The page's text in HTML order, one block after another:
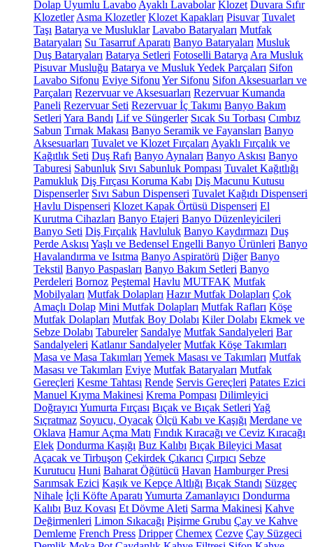
Dolap Uyumlu Lavabo Ayaklı Lavabolar Klozet Duvara Sıfır
Klozetler Asma Klozetler Klozet Kapakları Pisuvar Tuvalet
Taşı Batarya ve Musluklar Lavabo Bataryaları Mutfak
Bataryaları Su Tasarruf Aparatı Banyo Bataryaları Musluk
Duş Bataryaları Batarya Setleri Fotoselli Batarya Ara Musluk
Pisuvar Musluğu Batarya ve Musluk Yedek Parçaları Sifon
Lavabo Sifonu Eviye Sifonu Yer Sifonu Sifon Aksesuarları ve
Parçaları Rezervuar ve Aksesuarları Rezervuar Kumanda
Paneli Rezervuar Seti Rezervuar İç Takımı Banyo Bakım
Setleri Yara Bandı Lif ve Süngerler Sıcak Su Torbası Cımbız
Sabun Tırnak Makası Banyo Seramik ve Fayansları Banyo
Aksesuarları Tuvalet ve Klozet Fırçaları Ayaklı Fırçalık ve
Kağıtlık Seti Duş Rafı Banyo Aynaları Banyo Askısı Banyo
Taburesi Sabunluk Sıvı Sabunluk Pompası Tuvalet Kağıtlığı
Pamukluk Diş Fırçası Koruma Kabı Diş Macunu Kutusu
Dispenserler Sıvı Sabun Dispenseri Tuvalet Kağıdı Dispenseri
Havlu Dispenseri Klozet Kapak Örtüsü Dispenseri El
Kurutma Cihazları Banyo Etajeri Banyo Düzenleyicileri
Banyo Seti Diş Fırçalık Havluluk Banyo Kaydırmazı Duş
Perde Askısı Yaşlı ve Bedensel Engelli Banyo Ürünleri Banyo
Havalandırma ve Isıtma Banyo Aspiratörü Diğer Banyo
Tekstil Banyo Paspasları Banyo Bakım Setleri Banyo
Perdeleri Bornoz Peştemal Havlu MUTFAK Mutfak
Mobilyaları Mutfak Dolapları Hazır Mutfak Dolapları Çok
Amaçlı Dolap Mini Mutfak Dolapları Mutfak Rafları Köşe
Mutfak Dolapları Mutfak Boy Dolabı Kiler Dolabı Ekmek ve
Sebze Dolabı Tabureler Sandalye Mutfak Sandalyeleri Bar
Sandalyeleri Katlanır Sandalyeler Mutfak Köşe Takımları
Masa ve Masa Takımları Yemek Masası ve Takımları Mutfak
Masası ve Takımları Eviye Mutfak Bataryaları Mutfak
Gereçleri Kesme Tahtası Rende Servis Gereçleri Patates Ezici
Manuel Kıyma Makinesi Krema Pompası Dilimleyici
Doğrayıcı Yumurta Fırçası Bıçak ve Bıçak Setleri Yağ
Sıçratmaz Soyucu, Oyacak Ölçü Kabı ve Kaşığı Merdane ve
Oklava Hamur Açma Matı Fındık Kıracağı ve Ceviz Kıracağı
Elek Dondurma Kaşığı Buz Kalıbı Bıçak Bileyici Masat
Açacak ve Tirbuşon Çekirdek Çıkarıcı Çırpıcı Sebze
Kurutucu Huni Baharat Öğütücü Havan Hamburger Presi
Sarımsak Ezici Kaşık ve Kepçe Altlığı Bıçak Standı Süzgeç
Nihale İçli Köfte Aparatı Yumurta Zamanlayıcı Dondurma
Kalıbı Buz Kovası Et Dövme Aleti Sarma Makinesi Kahve
Değirmenleri Limon Sıkacağı Pişirme Grubu Çay ve Kahve
Demleme French Press Dripper Chemex Cezve Çay Süzgeci